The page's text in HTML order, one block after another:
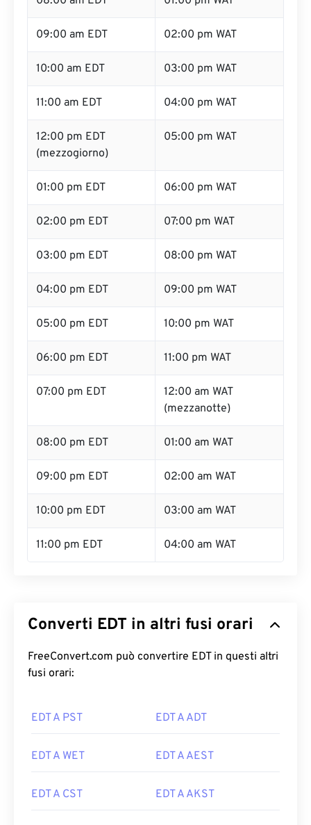
09:00 am EDT 02:00 pm WAT
10:00 am EDT 03:00 pm WAT
11:00 am EDT 04:00 pm WAT
12:00 pm EDT
(mezzogiorno)
05:00 pm WAT
01:00 pm EDT 06:00 pm WAT
02:00 pm EDT 07:00 pm WAT
03:00 pm EDT 08:00 pm WAT
04:00 pm EDT 09:00 pm WAT
05:00 pm EDT 10:00 pm WAT
06:00 pm EDT 11:00 pm WAT
07:00 pm EDT
12:00 am WAT
(mezzanotte)
08:00 pm EDT 01:00 am WAT
09:00 pm EDT 02:00 am WAT
10:00 pm EDT 03:00 am WAT
11:00 pm EDT 04:00 am WAT
Converti EDT in altri fusi orari
FreeConvert.com può convertire EDT in questi altri
fusi orari:
EDT A PST EDT A ADT
EDT A WET EDT A AEST
EDT A CST EDT A AKST